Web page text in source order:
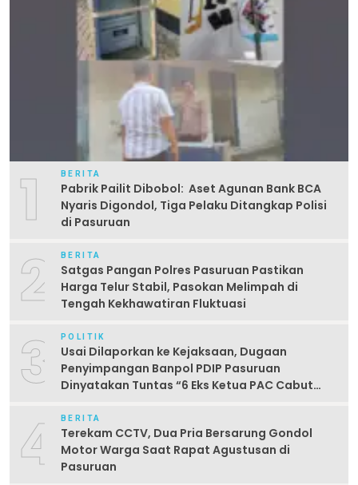
1 BERITA
Pabrik Pailit Dibobol: Aset Agunan Bank BCA
Nyaris Digondol, Tiga Pelaku Ditangkap Polisi
di Pasuruan
2 BERITA
Satgas Pangan Polres Pasuruan Pastikan
Harga Telur Stabil, Pasokan Melimpah di
Tengah Kekhawatiran Fluktuasi
3 POLITIK
Usai Dilaporkan ke Kejaksaan, Dugaan
Penyimpangan Banpol PDIP Pasuruan
Dinyatakan Tuntas “6 Eks Ketua PAC Cabut
4 BERITA
Terekam CCTV, Dua Pria Bersarung Gondol
Motor Warga Saat Rapat Agustusan di
Pasuruan